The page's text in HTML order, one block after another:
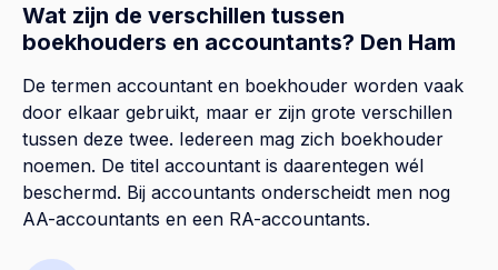
Wat zijn de verschillen tussen
boekhouders en accountants? Den Ham
De termen accountant en boekhouder worden vaak
door elkaar gebruikt, maar er zijn grote verschillen
tussen deze twee. Iedereen mag zich boekhouder
noemen. De titel accountant is daarentegen wél
beschermd. Bij accountants onderscheidt men nog
AA-accountants en een RA-accountants.